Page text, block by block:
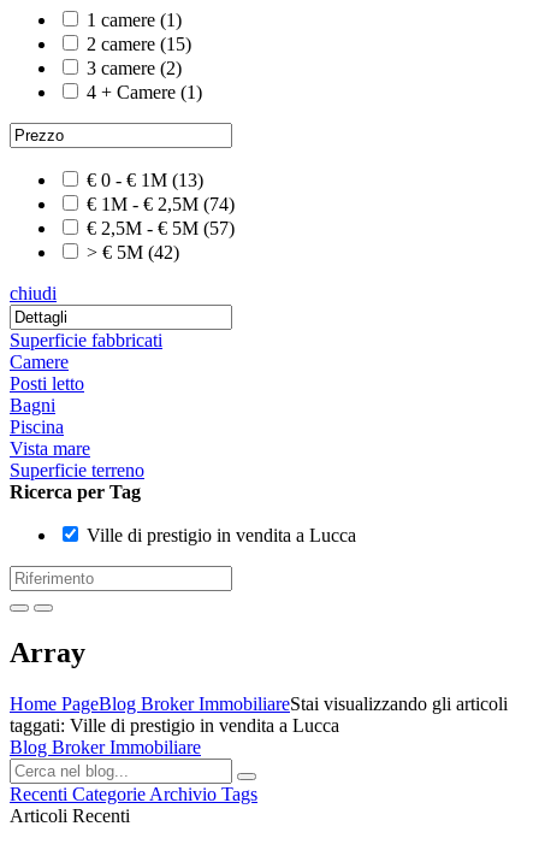
1 camere (1)
2 camere (15)
3 camere (2)
4 + Camere (1)
€ 0 - € 1M (13)
€ 1M - € 2,5M (74)
€ 2,5M - € 5M (57)
> € 5M (42)
chiudi
Superficie fabbricati
Camere
Posti letto
Bagni
Piscina
Vista mare
Superficie terreno
Ricerca per Tag
Ville di prestigio in vendita a Lucca
Array
Home PageBlog Broker ImmobiliareStai visualizzando gli articoli
taggati: Ville di prestigio in vendita a Lucca
Blog Broker Immobiliare
Recenti Categorie Archivio Tags
Articoli Recenti